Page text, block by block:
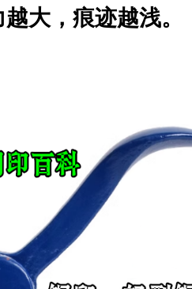
大，痕迹越浅。